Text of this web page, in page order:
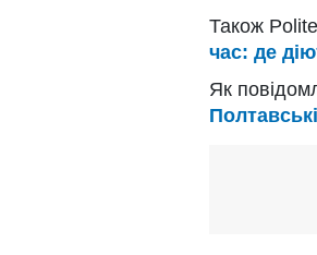
Також
час: де
Як